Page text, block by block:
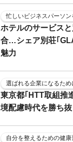
忙しいビジネスパーソン
ホテルのサービス
合…シェア別荘｢
魅力
選ばれる企業になるため
東京都｢HTT取組推
境配慮時代を勝ち
自分を整えるための健康